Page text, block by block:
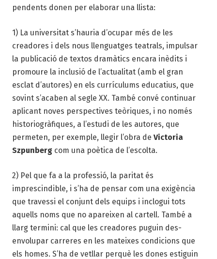
pendents donen per elaborar una llista:
1) La universitat s’hauria d’ocupar més de les
creadores i dels nous llenguatges teatrals, impulsar
la publicació de textos dramàtics encara inèdits i
promoure la inclusió de l’actualitat (amb el gran
esclat d’autores) en els currículums educatius, que
sovint s’acaben al segle XX. També convé continuar
aplicant noves perspectives teòriques, i no només
historiogràfiques, a l’estudi de les autores, que
permeten, per exemple, llegir l’obra de Victoria
Szpunberg com una poètica de l’escolta.
2) Pel que fa a la professió, la paritat és
imprescindible, i s’ha de pensar com una exigència
que travessi el conjunt dels equips i inclogui tots
aquells noms que no apareixen al cartell. També a
llarg termini: cal que les creadores puguin des­
envolupar carreres en les mateixes condicions que
els homes. S’ha de vetllar perquè les dones estiguin